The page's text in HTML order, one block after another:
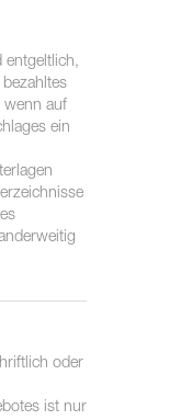
entgeltlich,
wenn auf
ein
oder
ist nur